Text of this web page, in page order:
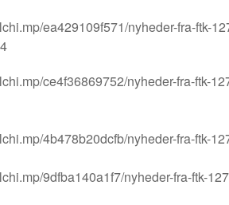
ea429109f571/nyheder-fra-ftk-
ce4f36869752/nyheder-fra-ftk-
4b478b20dcfb/nyheder-fra-ftk-
9dfba140a1f7/nyheder-fra-ftk-